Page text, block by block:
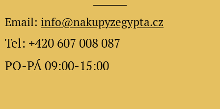
Email: info@nakupyzegypta.cz
Tel: +420 607 008 087
PO-PÁ 09:00-15:00